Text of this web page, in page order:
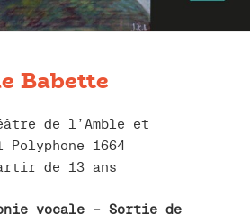
Babette
de l’Amble et
Polyphone 1664
de 13 ans
vocale – Sortie de